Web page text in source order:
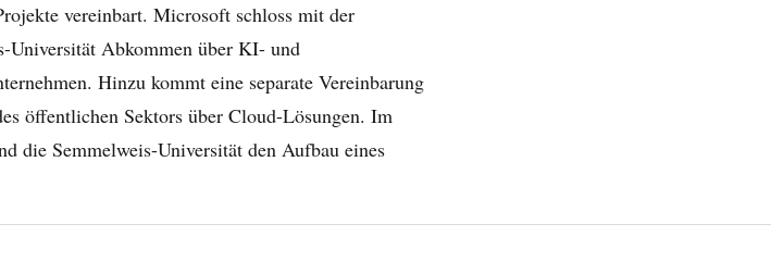
vereinbart. Microsoft schloss mit der
Universität Abkommen über KI- und
Hinzu kommt eine separate Vereinbarung
öffentlichen Sektors über Cloud-Lösungen. Im
die Semmelweis-Universität den Aufbau eines